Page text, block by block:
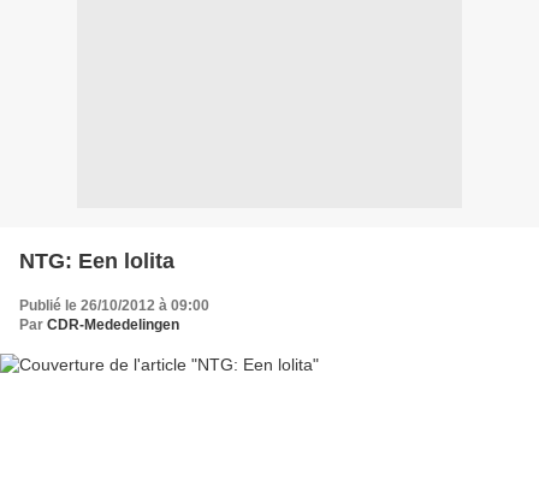
NTG: Een lolita
Publié le 26/10/2012 à 09:00
Par CDR-Mededelingen